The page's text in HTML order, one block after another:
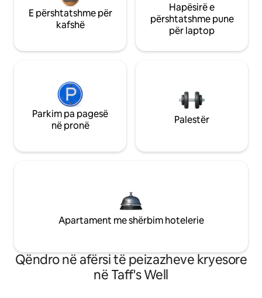
E përshtatshme për
kafshë
Hapësirë e
përshtatshme pune
për laptop
Parkim pa pagesë
në pronë
Palestër
Apartament me shërbim hotelerie
Qëndro në afërsi të peizazheve kryesore
në Taff's Well